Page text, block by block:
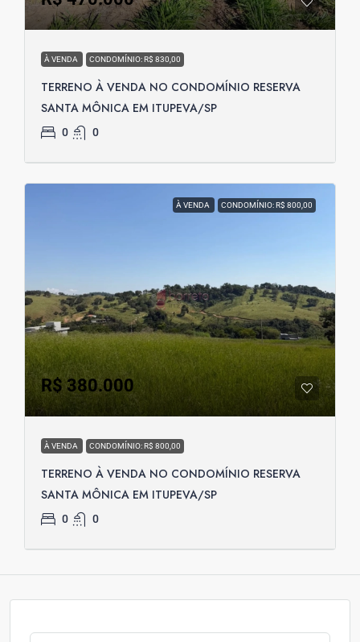
À VENDA CONDOMÍNIO: R$ 830,00
TERRENO À VENDA NO CONDOMÍNIO RESERVA
SANTA MÔNICA EM ITUPEVA/SP
0 0
À VENDA CONDOMÍNIO: R$ 800,00
R$ 380.000
À VENDA CONDOMÍNIO: R$ 800,00
TERRENO À VENDA NO CONDOMÍNIO RESERVA
SANTA MÔNICA EM ITUPEVA/SP
0 0